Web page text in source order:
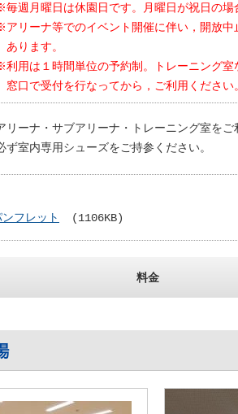
毎週月曜日は休園日です。月曜日が祝日の場
アリーナ等でのイベント開催に伴い， 開放中
あります。
利用は１時間単位の予約制。
トレーニング
窓口で受付を行なってから，ご利用ください。
リーナ・サブアリーナ・トレーニング室をご
ず室内専用シューズをご持参ください。
フレット (1106KB)
料金